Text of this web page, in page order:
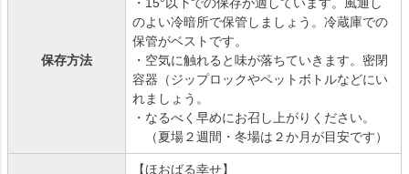
保存方法
・15°以下での保存が適しています。風通し
のよい冷暗所で保管しましょう。冷蔵庫での
保管がベストです。
・空気に触れると味が落ちていきます。密閉
容器（ジップロックやペットボトルなどにい
れましょう。
・なるべく早めにお召し上がりください。
（夏場２週間・冬場は２か月が目安です）
【ほおばる幸せ】